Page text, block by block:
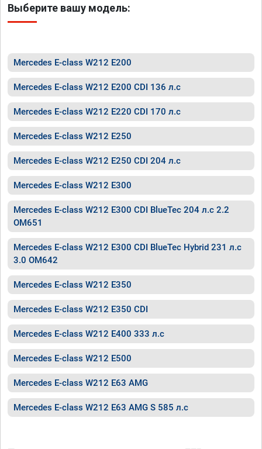
Выберите вашу модель:
Mercedes E-class W212 E200
Mercedes E-class W212 E200 CDI 136 л.с
Mercedes E-class W212 E220 CDI 170 л.с
Mercedes E-class W212 E250
Mercedes E-class W212 E250 CDI 204 л.с
Mercedes E-class W212 E300
Mercedes E-class W212 E300 CDI BlueTec 204 л.с 2.2
OM651
Mercedes E-class W212 E300 CDI BlueTec Hybrid 231 л.с
3.0 OM642
Mercedes E-class W212 E350
Mercedes E-class W212 E350 CDI
Mercedes E-class W212 E400 333 л.с
Mercedes E-class W212 E500
Mercedes E-class W212 E63 AMG
Mercedes E-class W212 E63 AMG S 585 л.с